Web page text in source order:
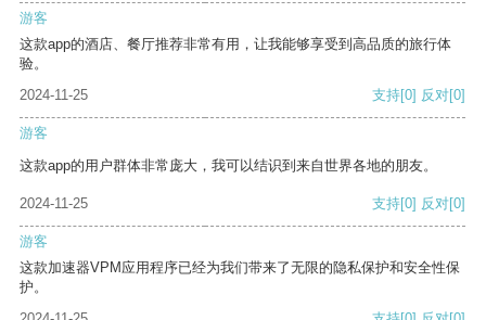
游客
这款app的酒店、餐厅推荐非常有用，让我能够享受到高品质的旅行体
验。
2024-11-25
支持[0] 反对[0]
游客
这款app的用户群体非常庞大，我可以结识到来自世界各地的朋友。
2024-11-25 支持[0] 反对[0]
游客
这款加速器VPM应用程序已经为我们带来了无限的隐私保护和安全性保
护。